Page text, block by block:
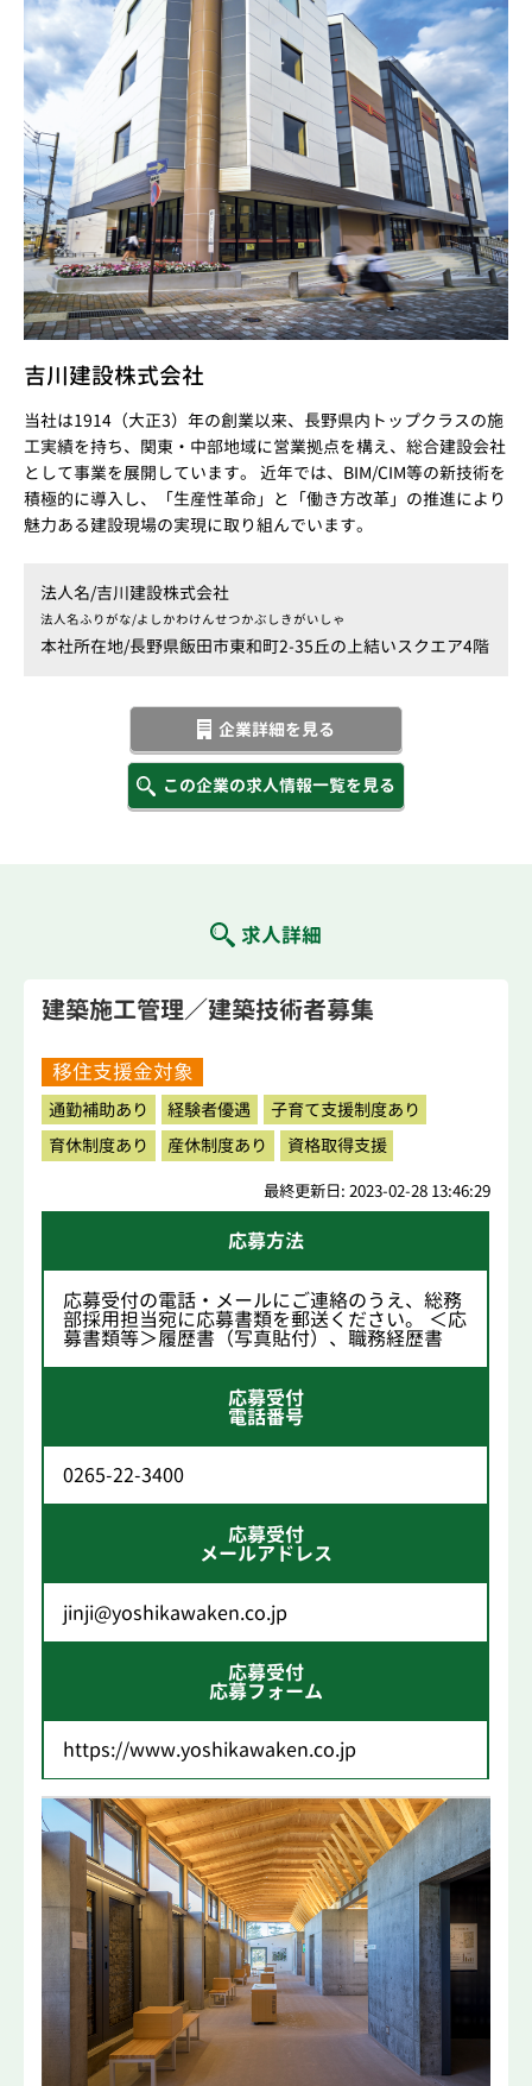
吉川建設株式会社
当社は1914（大正3）年の創業以来、長野県内トップクラスの施
工実績を持ち、関東・中部地域に営業拠点を構え、総合建設会社
として事業を展開しています。 近年では、BIM/CIM等の新技術を
積極的に導入し、「生産性革命」と「働き方改革」の推進により
魅力ある建設現場の実現に取り組んでいます。
法人名/吉川建設株式会社
法人名ふりがな/よしかわけんせつかぶしきがいしゃ
本社所在地/長野県飯田市東和町2-35丘の上結いスクエア4階
企業詳細を見る
この企業の求人情報一覧を見る
求人詳細
建築施工管理／建築技術者募集
移住支援金対象
通勤補助あり 経験者優遇
子育て支援制度あり
育休制度あり
産休制度あり 資格取得支援
最終更新日: 2023-02-28 13:46:29
応募方法
応募受付の電話・メールにご連絡のうえ、総務
部採用担当宛に応募書類を郵送ください。 ＜応
募書類等＞履歴書（写真貼付）、職務経歴書
応募受付
電話番号
0265-22-3400
応募受付
メールアドレス
jinji@yoshikawaken.co.jp
応募受付
応募フォーム
https://www.yoshikawaken.co.jp